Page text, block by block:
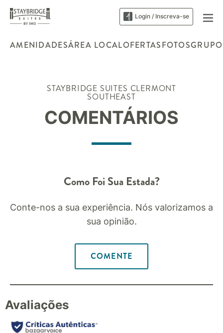
Login / Inscreva-se
AMENIDADESÁREA LOCALOFERTASFOTOS
STAYBRIDGE SUITES CLERMONT
SOUTHEAST
COMENTÁRIOS
Como Foi Sua Estada?
Conte-nos a sua experiência. Nós valorizamos a
sua opinião.
COMENTE